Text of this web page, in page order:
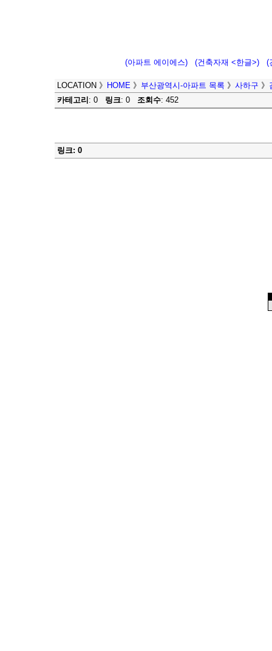
(아파트 에이에스) (건축자재 <한글>) (
LOCATION 》 HOME 》 부산광역시-아파트 목록 》 사하구 》
카테고리 : 0 링크: 0 조회수: 452
링크: 0